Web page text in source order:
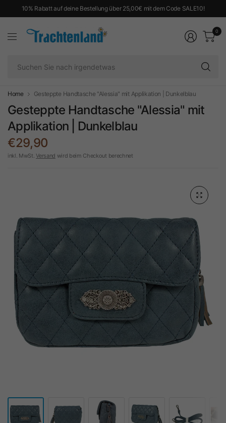
10% Rabatt auf deine Bestellung über 25,00€ mit dem Code SALE10!
0
Home Gesteppte Handtasche "Alessia" mit Applikation | Dunkelblau
Gesteppte Handtasche "Alessia" mit
Applikation | Dunkelblau
€29,90
inkl. MwSt.Versand wird beim Checkout berechnet